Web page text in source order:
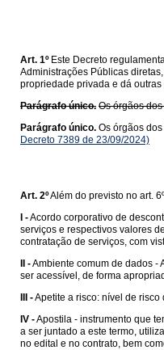
Art. 1º Este Decreto
Administrações Públicas
propriedade privada e dá
Parágrafo único. Os órgãos
Parágrafo único. Os órgãos
Decreto 7389 de 23/09/2024)
Art. 2ºAlém do previsto no art.
I -Acordo corporativo de
serviços e respectivos valores
contratação de serviços, com
II -Ambiente comum de dados -
ser acessível, de forma
III -Apetite a risco: nível de
IV -Apostila - instrumento que
a ser juntado a este termo,
no edital e no contrato, bem